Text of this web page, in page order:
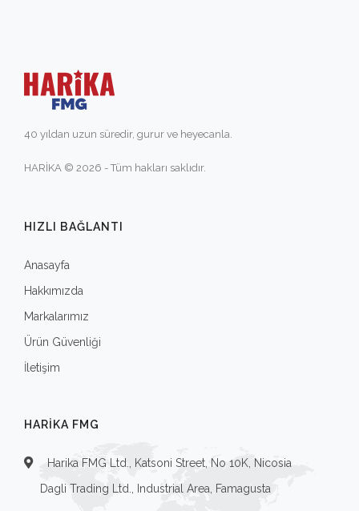
40 yıldan uzun süredir, gurur ve heyecanla.
HARİKA © 2026 - Tüm hakları saklıdır.
HIZLI BAĞLANTI
Anasayfa
Hakkımızda
Markalarımız
Ürün Güvenliği
İletişim
HARIKA FMG
Harika FMG Ltd., Katsoni Street, No 10K, Nicosia
Dagli Trading Ltd., Industrial Area, Famagusta